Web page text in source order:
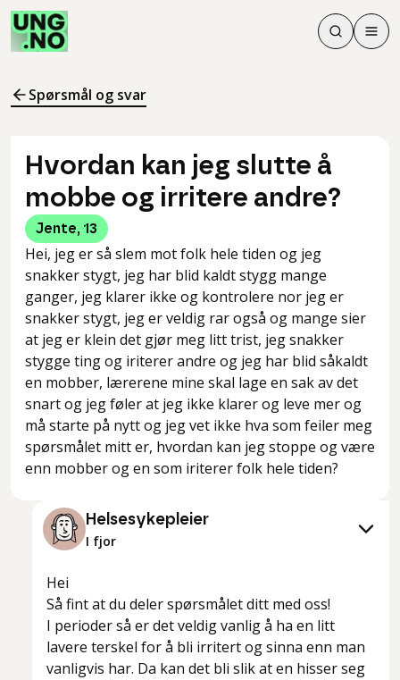
Søk
Søk
Meny
Spørsmål og svar
Hvordan kan jeg slutte å
mobbe og irritere andre?
Jente, 13
Hei, jeg er så slem mot folk hele tiden og jeg
snakker stygt, jeg har blid kaldt stygg mange
ganger, jeg klarer ikke og kontrolere nor jeg er
snakker stygt, jeg er veldig rar også og mange sier
at jeg er klein det gjør meg litt trist, jeg snakker
stygge ting og iriterer andre og jeg har blid såkaldt
en mobber, lærerene mine skal lage en sak av det
snart og jeg føler at jeg ikke klarer og leve mer og
må starte på nytt og jeg vet ikke hva som feiler meg
spørsmålet mitt er, hvordan kan jeg stoppe og være
enn mobber og en som iriterer folk hele tiden?
Helsesykepleier
I fjor
Hei
Så fint at du deler spørsmålet ditt med oss!
I perioder så er det veldig vanlig å ha en litt
lavere terskel for å bli irritert og sinna enn man
vanligvis har. Da kan det bli slik at en hisser seg